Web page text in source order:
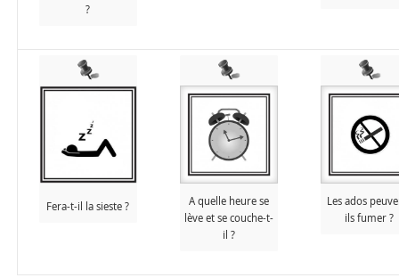
?
Fera-t-il la sieste ?
A quelle heure se
lève et se couche-t-
il ?
Les ados
ils fumer ?